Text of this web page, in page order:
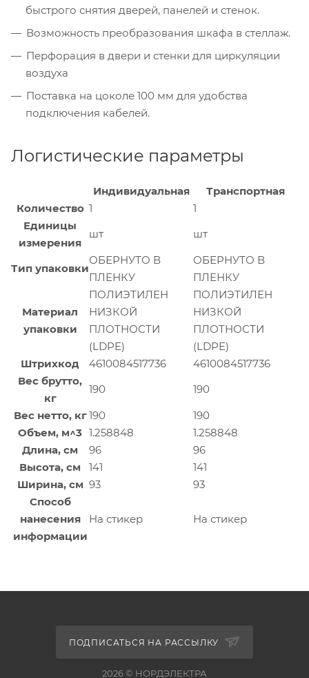
быстрого снятия дверей, панелей и стенок.
Возможность преобразования шкафа в стеллаж.
Перфорация в двери и стенки для циркуляции
воздуха
Поставка на цоколе 100 мм для удобства
подключения кабелей.
Логистические параметры
Индивидуальная
Транспортная
Количество 1
1
Единицы
измерения
шт шт
Тип упаковки
ОБЕРНУТО В
ПЛЕНКУ
ОБЕРНУТО В
ПЛЕНКУ
Материал
упаковки
ПОЛИЭТИЛЕН
НИЗКОЙ
ПЛОТНОСТИ
(LDPE)
ПОЛИЭТИЛЕН
НИЗКОЙ
ПЛОТНОСТИ
(LDPE)
Штрихкод
4610084517736
4610084517736
Вес брутто,
кг
190
190
Вес нетто, кг190
190
Объем, м^3 1.258848
1.258848
Длина, см
96
96
Высота, см
141
141
Ширина, см 93
93
Способ
нанесения
информации
На стикер На стикер
ПОДПИСАТЬСЯ НА РАССЫЛКУ
2026 © НОРДЭЛЕКТРА